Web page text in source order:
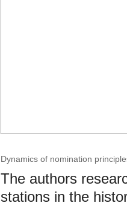
Dynamics of nomination
The authors
stations in the